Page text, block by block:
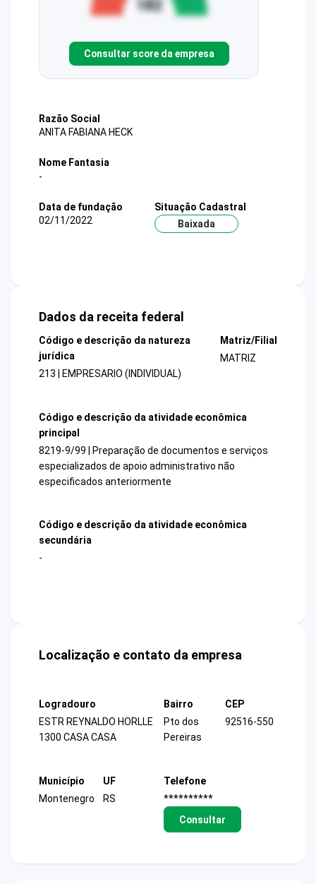
Consultar score da empresa
Razão Social
ANITA FABIANA HECK
Nome Fantasia
-
Data de fundação
02/11/2022
Situação Cadastral
Baixada
Dados da receita federal
Código e descrição da natureza
jurídica
213 | EMPRESARIO (INDIVIDUAL)
Matriz/Filial
MATRIZ
Código e descrição da atividade econômica
principal
8219-9/99 | Preparação de documentos e serviços
especializados de apoio administrativo não
especificados anteriormente
Código e descrição da atividade econômica
secundária
-
Localização e contato da empresa
Logradouro
ESTR REYNALDO HORLLE
1300 CASA CASA
Bairro
Pto dos
Pereiras
CEP
92516-550
Município
Montenegro
UF
RS
Telefone
**********
Consultar